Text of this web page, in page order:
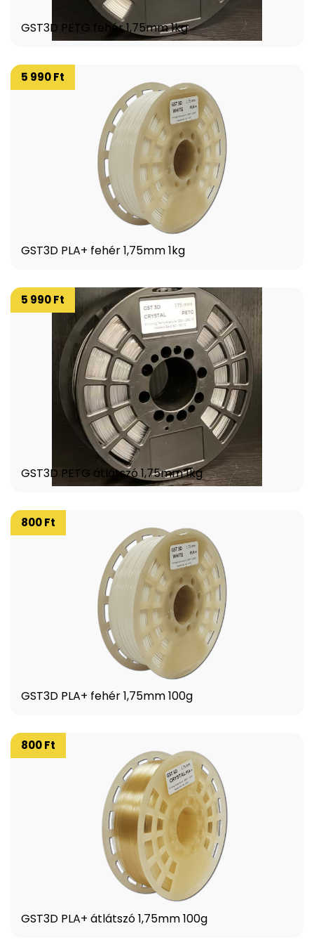
GST3D PETG fehér 1,75mm 1kg
GST3D PLA+ fehér 1,75mm 1kg
5 990 Ft
GST3D PETG átlátszó 1,75mm 1kg
5 990 Ft
GST3D PLA+ fehér 1,75mm 100g
800 Ft
GST3D PLA+ átlátszó 1,75mm 100g
800 Ft